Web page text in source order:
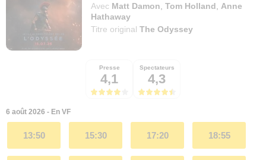
Avec Matt Damon ,Tom Holland
Anne
Hathaway
Titre originalThe Odyssey
Presse
4,1
Spectateurs
4,3
6 août 2026 - En VF
13:50 15:30 17:20 18:55